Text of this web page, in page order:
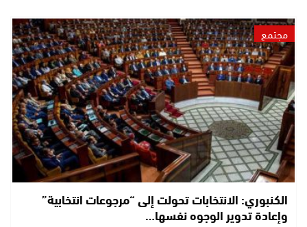
مجتمع
الكنبوري: الانتخابات تحولت إلى “مرجوعات انتخابية”
وإعادة تدوير الوجوه نفسها…